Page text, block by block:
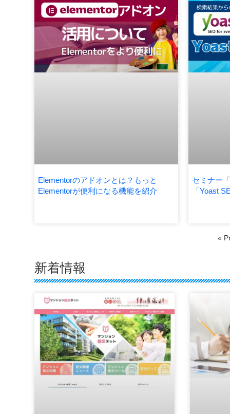
Elementorのアドオンとは？もっと
Elementorが便利になる機能を紹介
セミナー
「Yoast
«
新着情報